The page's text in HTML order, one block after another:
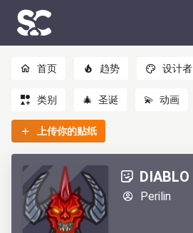
首页 趋势 设计者
类别 🎄 圣诞 💫 动画
上传你的贴纸
DIABLO
Perilin